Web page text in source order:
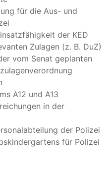
für die Aus- und
der KED
Zulagen (z. B. DuZ)
vom Senat geplanten
A12 und A13
in der
der Polizei
für Polizei